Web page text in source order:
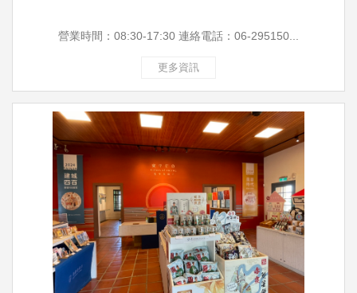
營業時間：08:30-17:30 連絡電話：06-295150...
更多資訊